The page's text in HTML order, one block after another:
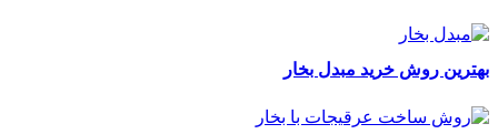
بهترین روش خرید مبدل بخار